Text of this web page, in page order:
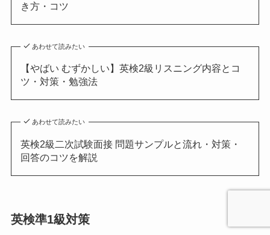
き方・コツ
あわせて読みたい
【やばい むずかしい】英検2級リスニング内容とコ
ツ・対策・勉強法
あわせて読みたい
英検2級二次試験面接 問題サンプルと流れ・対策・
回答のコツを解説
英検準1級対策